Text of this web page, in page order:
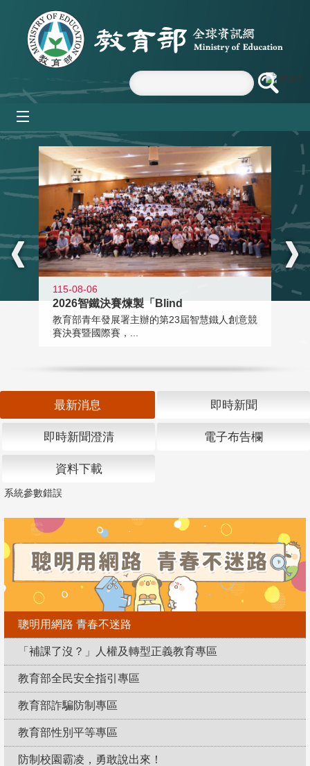
跳到主要內容區塊
:::
115-08-06
2026智鐵決賽煉製「Blind
教育部青年發展署主辦的第23屆智慧鐵人創意競
賽決賽暨國際賽，...
最新消息 即時新聞
即時新聞澄清 電子布告欄
資料下載
系統參數錯誤
聰明用網路 青春不迷路
「補課了沒？」人權及轉型正義教育專區
教育部全民安全指引專區
教育部詐騙防制專區
教育部性別平等專區
防制校園霸凌，勇敢說出來！